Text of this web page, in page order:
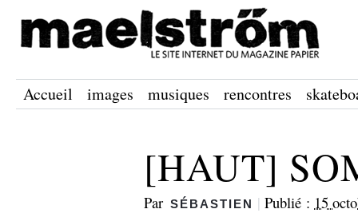
Accueil images musiques rencontres
[HAUT]
Par SÉBASTIEN | Publié : 15